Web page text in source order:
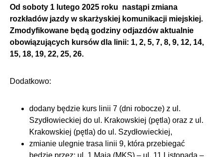
Od soboty 1 lutego 2025 roku nastąpi zmiana
rozkładów jazdy w skarżyskiej komunikacji miejskiej.
Zmodyfikowane będą godziny odjazdów aktualnie
obowiązujących kursów dla linii: 1, 2, 5, 7, 8, 9, 12, 14,
15, 18, 19, 22, 25, 26.
Dodatkowo:
dodany będzie kurs linii 7 (dni robocze) z ul.
Szydłowieckiej do ul. Krakowskiej (pętla) oraz z ul.
Krakowskiej (pętla) do ul. Szydłowieckiej,
zmianie ulegnie trasa linii 9, która przebiegać